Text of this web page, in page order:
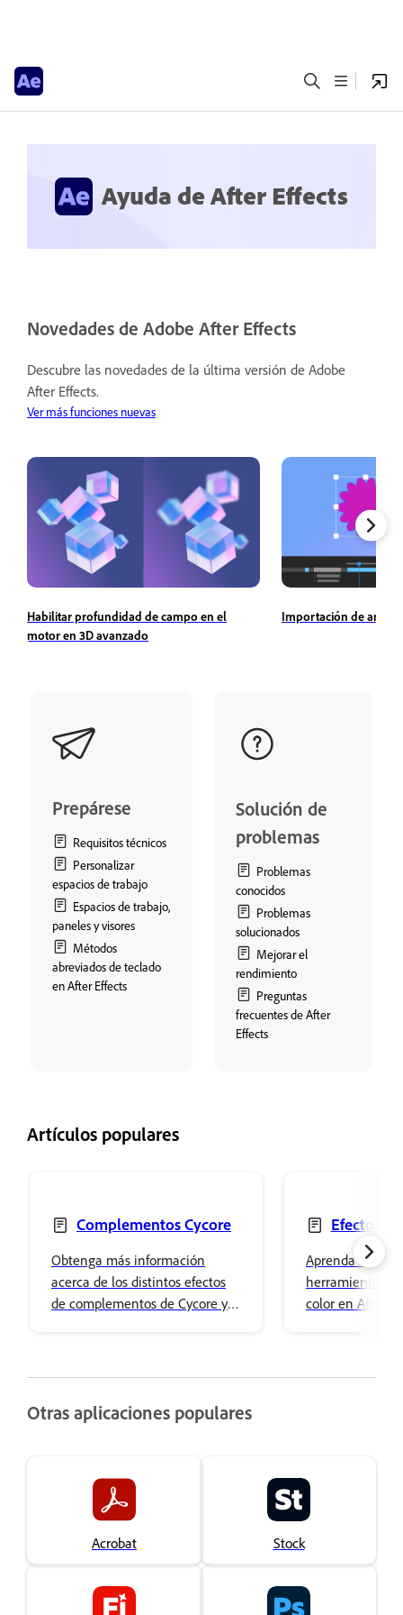
Ayuda de After Effects
Novedades de Adobe After Effects
Descubre las novedades de la última versión de Adobe
After Effects.
Ver más funciones nuevas
Habilitar profundidad de campo en el
motor en 3D avanzado
Importación de
Prepárese
Requisitos técnicos
Personalizar
espacios de trabajo
Espacios de trabajo,
paneles y visores
Métodos
abreviados de teclado
en After Effects
Solución de
problemas
Problemas
conocidos
Problemas
solucionados
Mejorar el
rendimiento
Preguntas
frecuentes de After
Effects
Artículos populares
Complementos Cycore
Obtenga más información
acerca de los distintos efectos
de complementos de Cycore y
Efectos
Aprenda a
herramientas
color en After
Otras aplicaciones populares
Acrobat Stock